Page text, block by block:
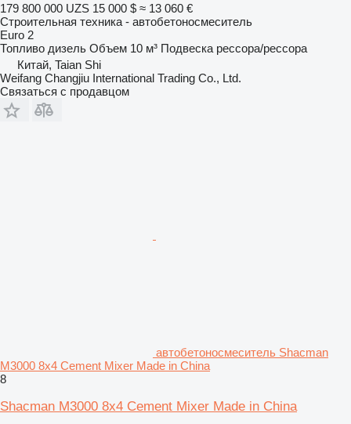
179 800 000 UZS 15 000 $ ≈ 13 060 €
Строительная техника - автобетоносмеситель
Euro 2
Топливо дизель Объем 10 м³ Подвеска рессора/рессора
Китай, Taian Shi
Weifang Changjiu International Trading Co., Ltd.
Связаться с продавцом
автобетоносмеситель Shacman
M3000 8x4 Cement Mixer Made in China
8
Shacman M3000 8x4 Cement Mixer Made in China